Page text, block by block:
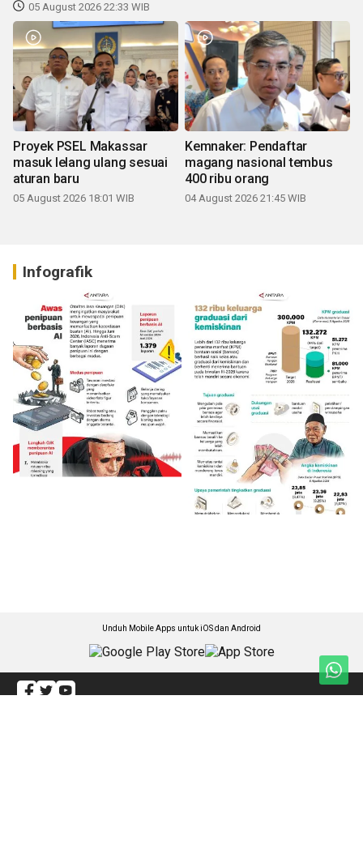
05 August 2026 22:33 WIB
Proyek PSEL Makassar
masuk lelang ulang sesuai
aturan baru
05 August 2026 18:01 WIB
Kemnaker: Pendaftar
magang nasional tembus
400 ribu orang
04 August 2026 21:45 WIB
Infografik
Unduh Mobile Apps untuk iOS dan Android